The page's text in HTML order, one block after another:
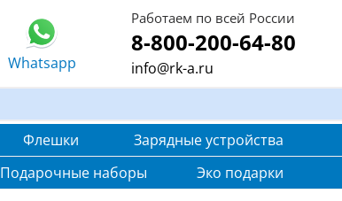
Whatsapp
Работаем по всей России
8-800-200-64-80
info@rk-a.ru
Флешки
Зарядные устройства
Подарочные наборы Эко подарки